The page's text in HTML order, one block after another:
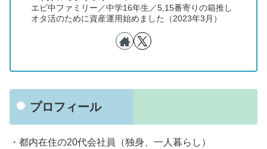
エビ中ファミリー／中学16年生／5,15番寄りの箱推し
オタ活のために資産運用始めました（2023年3月）
プロフィール
・都内在住の20代会社員（独身、一人暮らし）